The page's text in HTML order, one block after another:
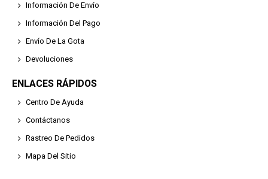
Información De Envío
Información Del Pago
Envío De La Gota
Devoluciones
ENLACES RÁPIDOS
Centro De Ayuda
Contáctanos
Rastreo De Pedidos
Mapa Del Sitio